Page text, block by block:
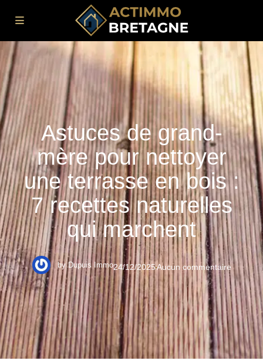
Astuces de grand-
mère pour nettoyer
une terrasse en bois :
7 recettes naturelles
qui marchent
byDupuis Immo24/12/2025Aucun commentaire